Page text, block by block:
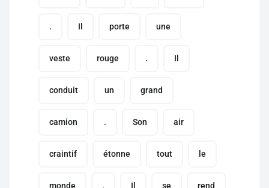
. Il porte une
veste rouge . Il
conduit un grand
camion . Son air
craintif étonne tout le
monde . Il se rend